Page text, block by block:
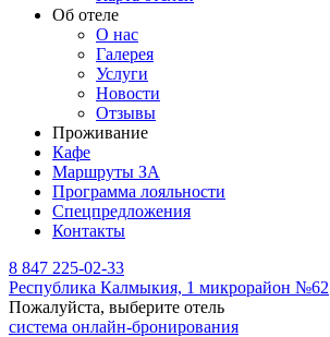
Об отеле
О нас
Галерея
Услуги
Новости
Отзывы
Проживание
Кафе
Маршруты ЗА
Программа лояльности
Спецпредложения
Контакты
8 847 225-02-33
Республика Калмыкия, 1 микрорайон №62
Пожалуйста, выберите отель
система онлайн-бронирования